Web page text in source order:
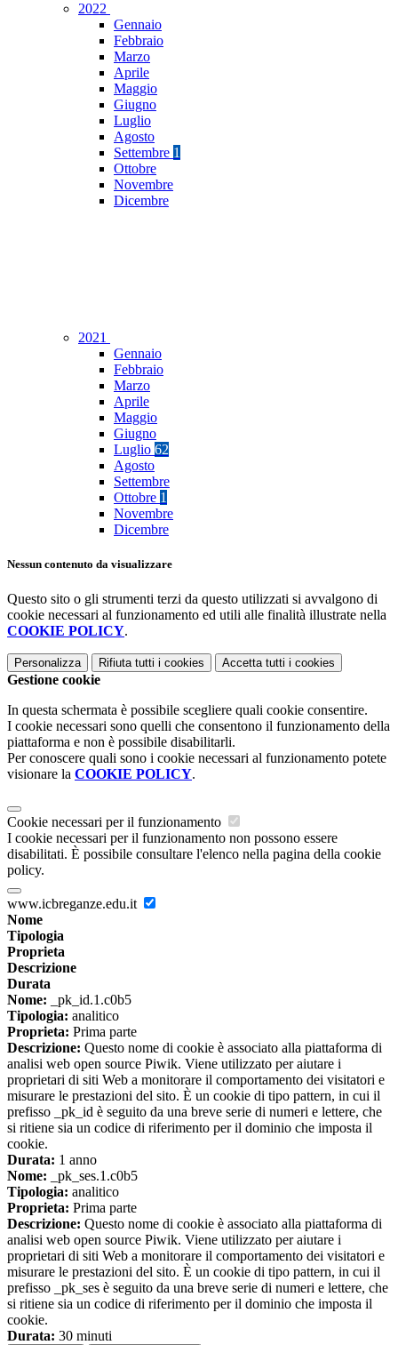
2022
Gennaio
Febbraio
Marzo
Aprile
Maggio
Giugno
Luglio
Agosto
Settembre 1
Ottobre
Novembre
Dicembre
2021
Gennaio
Febbraio
Marzo
Aprile
Maggio
Giugno
Luglio 62
Agosto
Settembre
Ottobre 1
Novembre
Dicembre
Nessun contenuto da visualizzare
Questo sito o gli strumenti terzi da questo utilizzati si avvalgono di
cookie necessari al funzionamento ed utili alle finalità illustrate nella
COOKIE POLICY.
Personalizza Rifiuta tutti i cookies Accetta tutti i cookies
Gestione cookie
In questa schermata è possibile scegliere quali cookie consentire.
I cookie necessari sono quelli che consentono il funzionamento della
piattaforma e non è possibile disabilitarli.
Per conoscere quali sono i cookie necessari al funzionamento potete
visionare la COOKIE POLICY.
Cookie necessari per il funzionamento
I cookie necessari per il funzionamento non possono essere
disabilitati. È possibile consultare l'elenco nella pagina della cookie
policy.
www.icbreganze.edu.it
Nome
Tipologia
Proprieta
Descrizione
Durata
Nome: _pk_id.1.c0b5
Tipologia: analitico
Proprieta: Prima parte
Descrizione: Questo nome di cookie è associato alla piattaforma di
analisi web open source Piwik. Viene utilizzato per aiutare i
proprietari di siti Web a monitorare il comportamento dei visitatori e
misurare le prestazioni del sito. È un cookie di tipo pattern, in cui il
prefisso _pk_id è seguito da una breve serie di numeri e lettere, che
si ritiene sia un codice di riferimento per il dominio che imposta il
cookie.
Durata: 1 anno
Nome: _pk_ses.1.c0b5
Tipologia: analitico
Proprieta: Prima parte
Descrizione: Questo nome di cookie è associato alla piattaforma di
analisi web open source Piwik. Viene utilizzato per aiutare i
proprietari di siti Web a monitorare il comportamento dei visitatori e
misurare le prestazioni del sito. È un cookie di tipo pattern, in cui il
prefisso _pk_ses è seguito da una breve serie di numeri e lettere, che
si ritiene sia un codice di riferimento per il dominio che imposta il
cookie.
Durata: 30 minuti